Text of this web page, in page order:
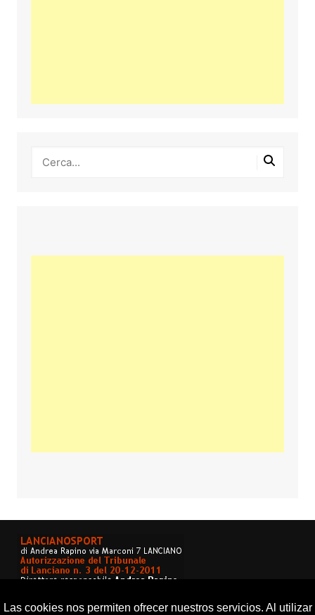
Las cookies nos permiten ofrecer nuestros servicios. Al utilizar